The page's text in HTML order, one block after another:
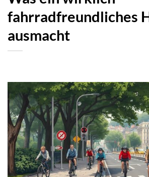
fahrradfreundliches
ausmacht